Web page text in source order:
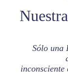
Sólo una
inconsciente